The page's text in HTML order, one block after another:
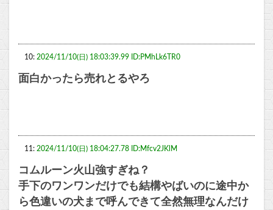
10: 2024/11/10(日) 18:03:39.99 ID:PMhLk6TR0
面白かったら売れとるやろ
11: 2024/11/10(日) 18:04:27.78 ID:Mfcv2JKlM
コムルーン火山強すぎね？
手下のワンワンだけでも結構やばいのに途中か
ら色違いの犬まで呼んできて全然無理なんだけ